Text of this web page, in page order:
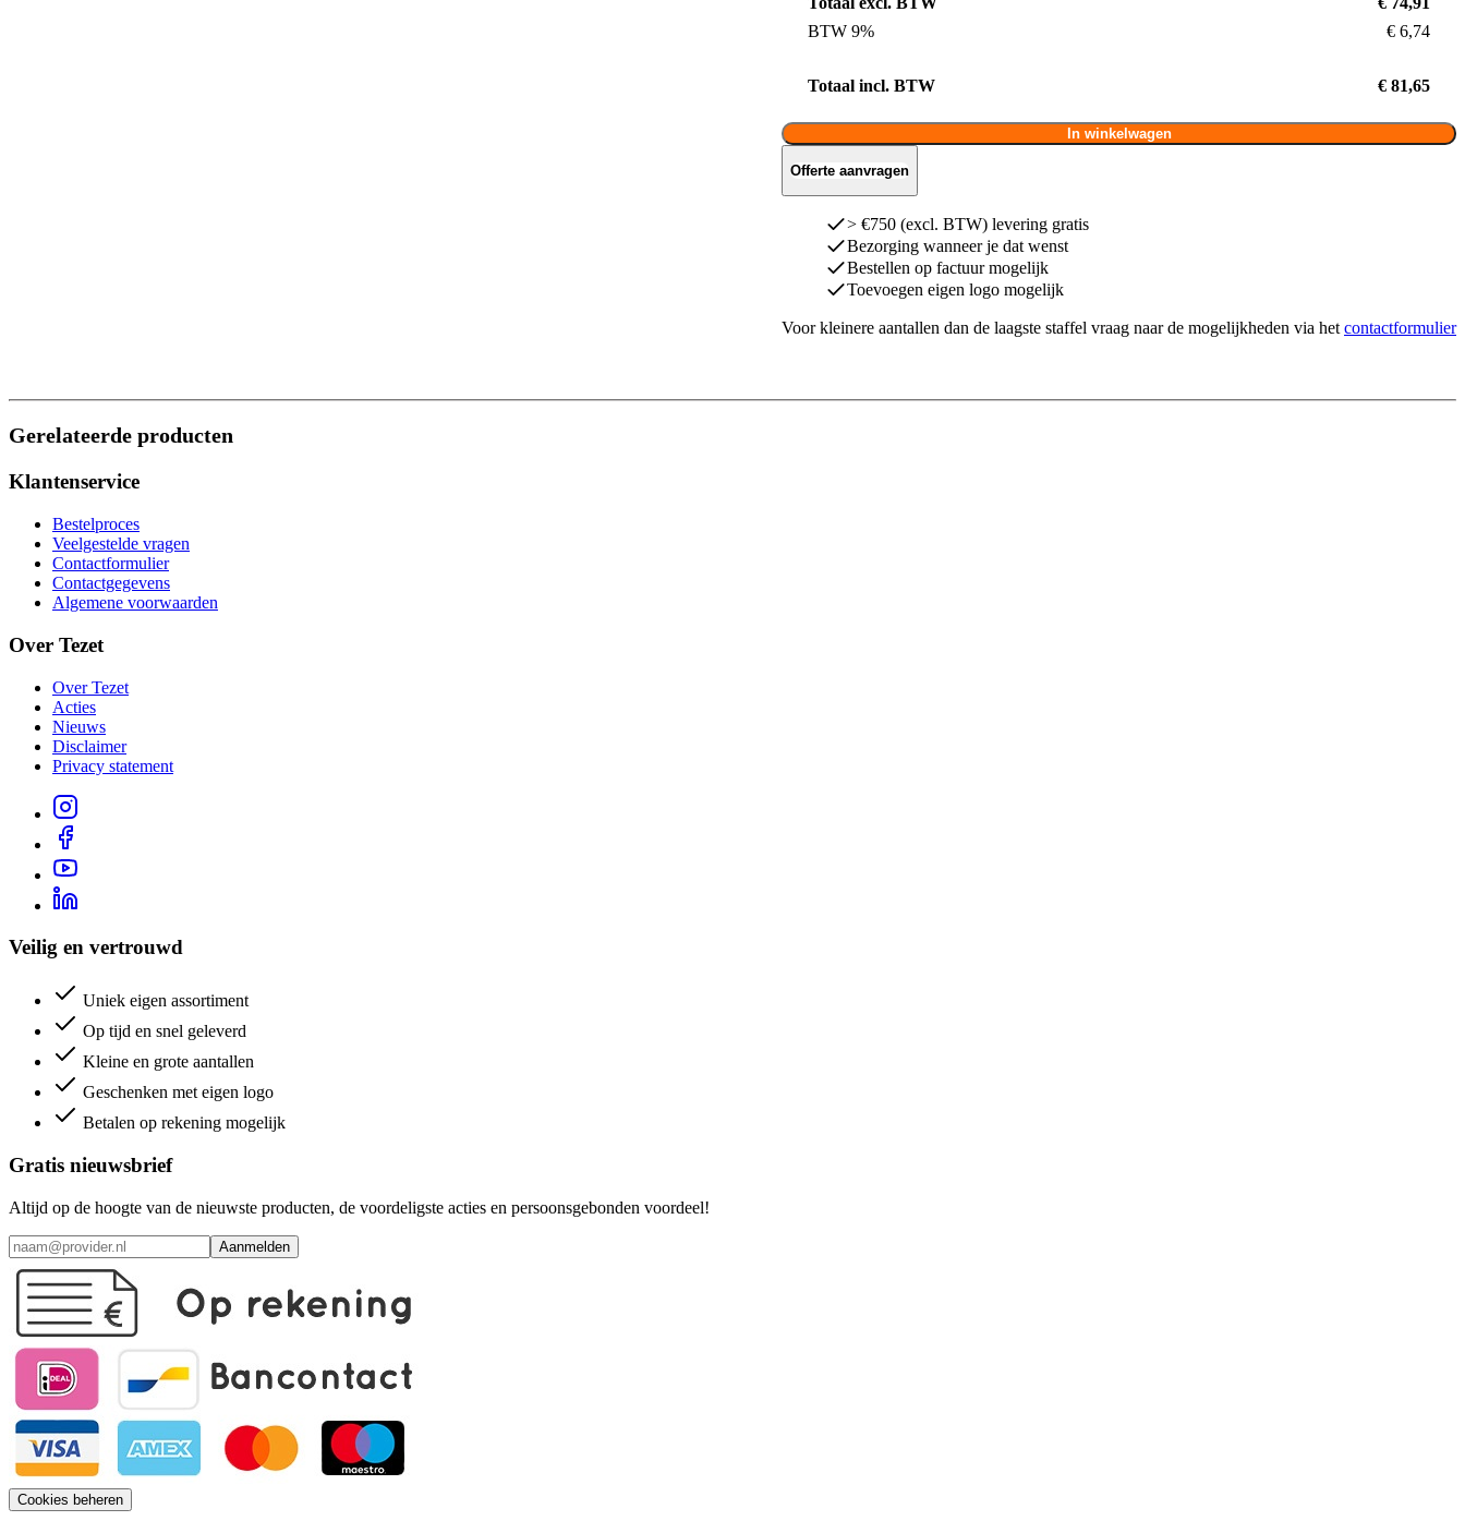
BTW 9%
€ 6,74
Totaal incl. BTW € 81,65
In winkelwagen
Offerte aanvragen
> €750 (excl. BTW) levering gratis
Bezorging wanneer je dat wenst
Bestellen op factuur mogelijk
Toevoegen eigen logo mogelijk
Voor kleinere aantallen dan de laagste staffel vraag naar de mogelijkheden via hetcontactformulier
Gerelateerde producten
Klantenservice
Bestelproces
Veelgestelde vragen
Contactformulier
Contactgegevens
Algemene voorwaarden
Over Tezet
Over Tezet
Acties
Nieuws
Disclaimer
Privacy statement
Veilig en vertrouwd
Uniek eigen assortiment
Op tijd en snel geleverd
Kleine en grote aantallen
Geschenken met eigen logo
Betalen op rekening mogelijk
Gratis nieuwsbrief
Altijd op de hoogte van de nieuwste producten, de voordeligste acties en persoonsgebonden voordeel!
Aanmelden
Cookies beheren